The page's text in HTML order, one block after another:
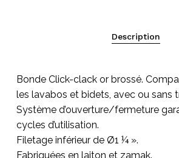
Votre panier
Description
Bonde Click-clack or brossé.
les lavabos et bidets, avec ou sans
Système d’ouverture/fermeture
cycles d’utilisation.
Filetage inférieur de Ø1 ¼ ».
Fabriquées en laiton et zamak.